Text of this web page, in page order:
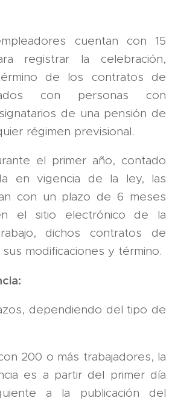
cuentan con 15
registrar la celebración,
de los contratos de
con personas con
de una pensión de
régimen previsional.
el primer año, contado
en vigencia de la ley, las
con un plazo de 6 meses
el sitio electrónico de la
dichos contratos de
modificaciones y término.
dependiendo del tipo de
200 o más trabajadores, la
es a partir del primer día
a la publicación del